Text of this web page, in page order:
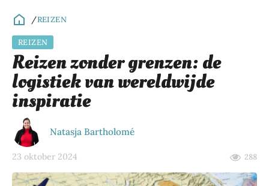
/REIZEN
REIZEN
Reizen zonder grenzen: de
logistiek van wereldwijde
inspiratie
Natasja Bartholomé
23 oktober 2024 288